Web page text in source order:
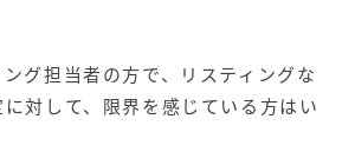
ダッシュ
HubSpot導入・運用
グ担当者の方で、リスティングな
対して、限界を感じている方はい